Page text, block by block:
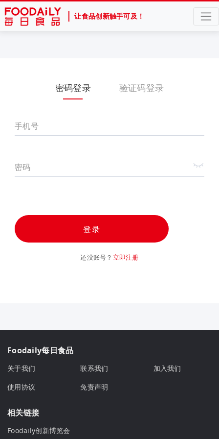
让食品创新触手可及！
密码登录 验证码登录
手机号
密码
登录
还没账号？ 立即注册
Foodaily每日食品
关于我们 联系我们
加入我们
使用协议
免责声明
相关链接
Foodaily创新博览会